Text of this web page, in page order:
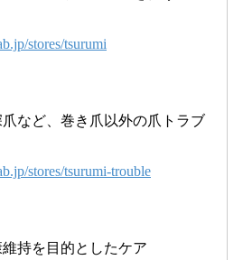
stores/tsurumi
など、巻き爪以外の爪トラブ
stores/tsurumi-trouble
持を目的としたケア